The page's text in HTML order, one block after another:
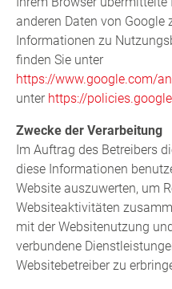
anderen Daten von
Informationen zu
finden Sie unter
https://www.google.com/
unter https://
Zwecke der Verarbeitung
Im Auftrag des Betreibers
diese Informationen
Website auszuwerten, um
Websiteaktivitäten
mit der Websitenutzung
verbundene
Websitebetreiber zu